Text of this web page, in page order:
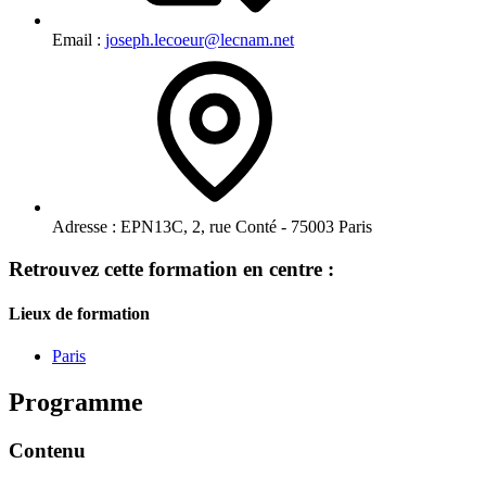
Email : joseph.lecoeur@lecnam.net
Adresse : EPN13C, 2, rue Conté - 75003 Paris
Retrouvez cette formation en centre :
Lieux de formation
Paris
Programme
Contenu